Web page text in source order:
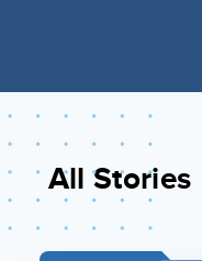
All Stories